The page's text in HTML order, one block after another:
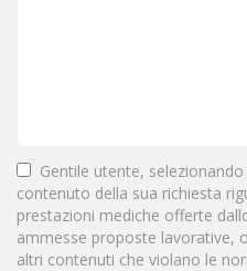
Gentile utente,
contenuto della sua richiesta
prestazioni mediche offerte
ammesse proposte lavorative,
altri contenuti che violano le